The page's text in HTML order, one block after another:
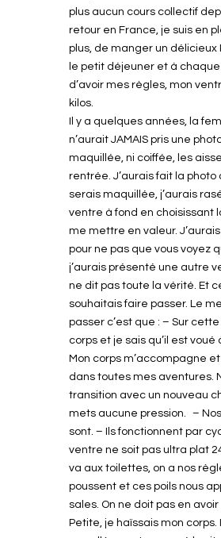
plus aucun cours collectif
retour en France, je suis en
plus, de manger un
le petit déjeuner et à
d’avoir mes règles, mon
kilos.
Il y a quelques années, la
n’aurait JAMAIS pris une
maquillée, ni coiffée, les
rentrée. J’aurais fait la
serais maquillée, j’aurais
ventre à fond en choisissant
me mettre en valeur.
pour ne pas que vous voyez
j’aurais présenté une autre
ne dit pas toute la vérité. Et
souhaitais faire passer. Le
passer c’est que : – Sur
corps et je sais qu’il est voué
Mon corps m’accompagne
dans toutes mes aventures.
transition avec un nouveau
mets aucune pression. –
sont. – Ils fonctionnent par
ventre ne soit pas ultra plat
va aux toilettes, on a nos
poussent et ces poils nous
sales. On ne doit pas en avoir
Petite, je haïssais mon